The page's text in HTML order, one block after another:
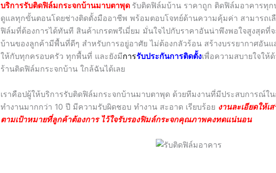
บริการรับติดฟิล์มกระจกบ้านมาบตาพุด รับติดฟิล์มบ้าน ราคาถูก ติดฟิล์มอาคารทุก
ดูแลทุกขั้นตอนโดยช่างติดตั้งมืออาชีพ พร้อมตอบโจทย์ด้านความคุ้มค่า สามารถเ
ฟิล์มที่ต้องการได้ทันที สินค้าเกรดพรีเมี่ยม มั่นใจไปกับราคาอันน่าพึงพอใจสูงสุดที่
บ้านของลูกค้ามีพื้นที่ดีๆ สำหรับการอยู่อาศัย ไม่ต้องกลัวร้อน สร้างบรรยากาศอันแ
ให้กับทุกครอบครัว ทุกพื้นที่ และยังมีการรับประกันการติดตั้งเพื่อความสบายใจให้
ร้านติดฟิล์มกระจกบ้าน ใกล้ฉันได้เลย
เราคือปผู้ให้บริการรับติดฟิล์มกระจกบ้านมาบตาพุด ด้วยทีมงานที่มีประสบการณ์ใน
ทำงานมากกว่า 10 ปี มีความรับผิดชอบ ทำงาน สะอาด เรียบร้อย งานละเอียดให้เ
ตามเป้าหมายที่ลูกค้าต้องการ ไว้ใจรับรองฟิมล์กระจกคุณภาพคงทดแน่นอน